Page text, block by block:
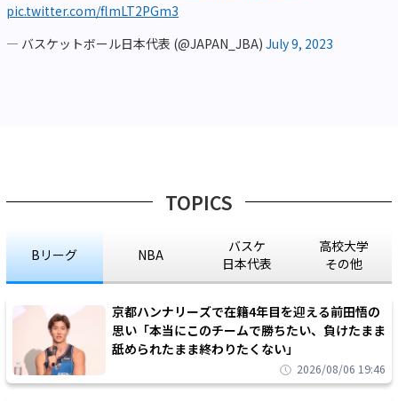
pic.twitter.com/flmLT2PGm3
— バスケットボール日本代表 (@JAPAN_JBA) July 9, 2023
TOPICS
Bリーグ NBA
バスケ
日本代表
高校大学
その他
京都ハンナリーズで在籍4年目を迎える前田悟の
思い「本当にこのチームで勝ちたい、負けたまま
舐められたまま終わりたくない」
2026/08/06 19:46